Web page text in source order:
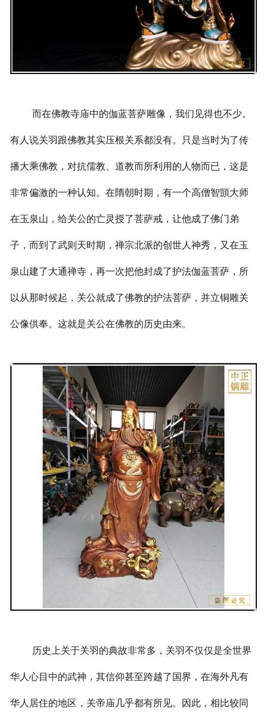
而在佛教寺庙中的伽蓝菩萨雕像，我们见得也不少。
有人说关羽跟佛教其实压根关系都没有。只是当时为了传
播大乘佛教，对抗儒教、道教而所利用的人物而已，这是
非常偏激的一种认知。在隋朝时期，有一个高僧智顗大师
在玉泉山，给关公的亡灵授了菩萨戒，让他成了佛门弟
子，而到了武则天时期，禅宗北派的创世人神秀，又在玉
泉山建了大通禅寺，再一次把他封成了护法伽蓝菩萨，所
以从那时候起，关公就成了佛教的护法菩萨，并立铜雕关
公像供奉。这就是关公在佛教的历史由来。
历史上关于关羽的典故非常多，关羽不仅仅是全世界
华人心目中的武神，其信仰甚至跨越了国界，在海外凡有
华人居住的地区，关帝庙几乎都有所见。因此，相比较同